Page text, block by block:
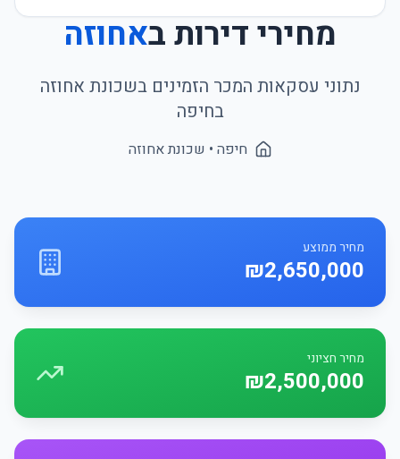
מחירי דירות באחוזה
נתוני עסקאות המכר הזמינים בשכונת אחוזה
בחיפה
חיפה • שכונתאחוזה
מחיר ממוצע
₪2,650,000
מחיר חציוני
₪2,500,000